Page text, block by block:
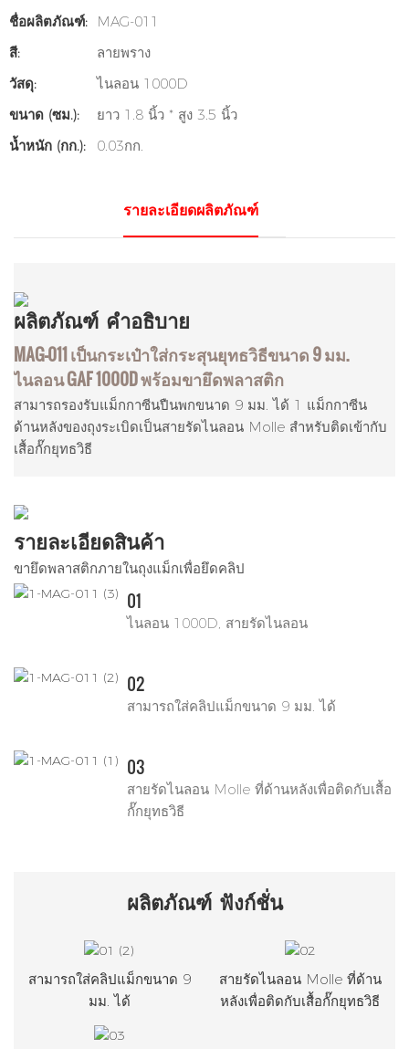
ชื่อผลิตภัณฑ์:
MAG-011
สี:
ลายพราง
วัสดุ:
ไนลอน 1000D
ขนาด (ซม.):
ยาว 1.8 นิ้ว * สูง 3.5 นิ้ว
น้ำหนัก (กก.):
0.03กก.
รายละเอียดผลิตภัณฑ์
ผลิตภัณฑ์ คำอธิบาย
MAG-011 เป็นกระเป๋าใส่กระสุนยุทธวิธีขนาด 9 มม.
ไนลอน GAF 1000D พร้อมขายึดพลาสติก
สามารถรองรับแม็กกาซีนปืนพกขนาด 9 มม. ได้ 1 แม็กกาซีน
ด้านหลังของถุงระเบิดเป็นสายรัดไนลอน Molle สำหรับติดเข้ากับ
เสื้อกั๊กยุทธวิธี
รายละเอียดสินค้า
ขายึดพลาสติกภายในถุงแม็กเพื่อยึดคลิป
01
ไนลอน 1000D, สายรัดไนลอน
02
สามารถใส่คลิปแม็กขนาด 9 มม. ได้
03
สายรัดไนลอน Molle ที่ด้านหลังเพื่อติดกับเสื้อ
กั๊กยุทธวิธี
ผลิตภัณฑ์ ฟังก์ชั่น
สามารถใส่คลิปแม็กขนาด 9
มม. ได้
สายรัดไนลอน Molle ที่ด้าน
หลังเพื่อติดกับเสื้อกั๊กยุทธวิธี